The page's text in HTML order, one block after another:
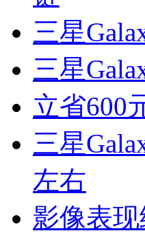
三星
三星
立省600
三星
左右
影像表